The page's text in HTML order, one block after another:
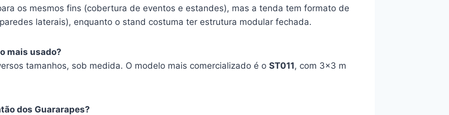
os mesmos fins (cobertura de eventos e estandes), mas a tenda tem formato de
laterais), enquanto o stand costuma ter estrutura modular fechada.
mais usado?
tamanhos, sob medida. O modelo mais comercializado é o ST011, com 3×3 m
dos Guararapes?